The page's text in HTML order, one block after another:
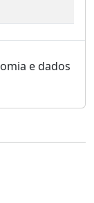
e dados